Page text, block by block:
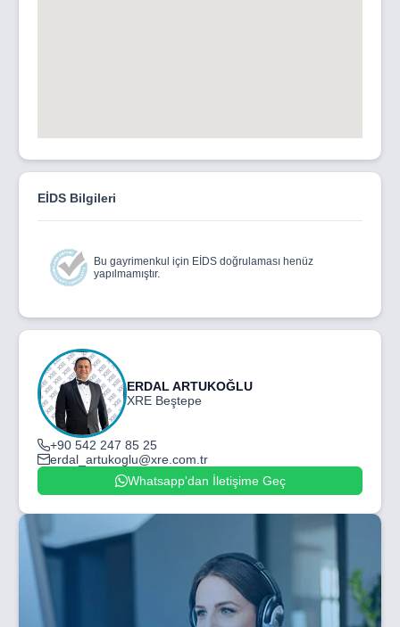
EİDS Bilgileri
Bu gayrimenkul için EİDS doğrulaması henüz
yapılmamıştır.
ERDAL ARTUKOĞLU
XRE Beştepe
+90 542 247 85 25
erdal_artukoglu@xre.com.tr
Whatsapp'dan İletişime Geç